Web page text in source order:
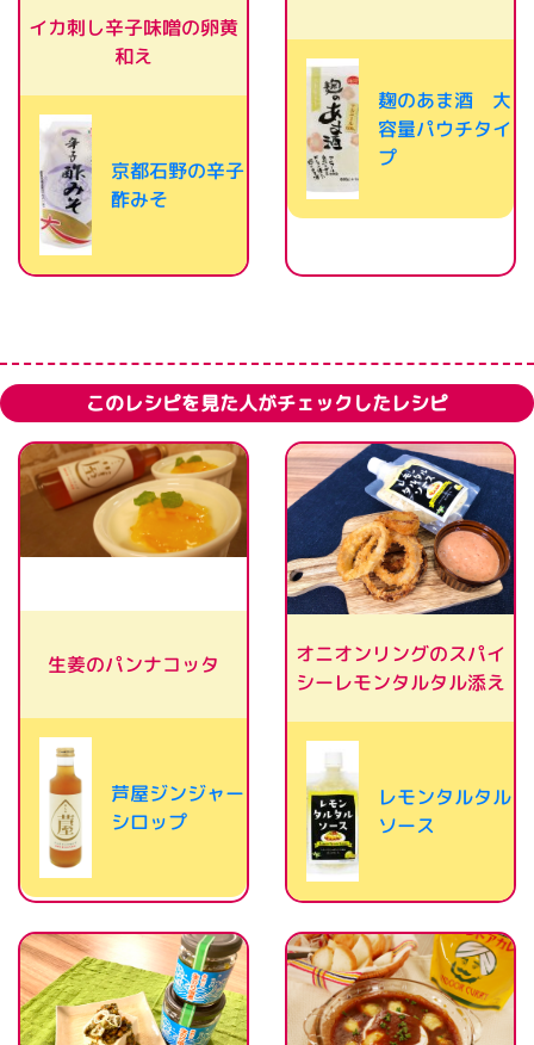
イカ刺し辛子味噌の卵黄
和え
京都石野の辛子
酢みそ
麹のあま酒 大
容量パウチタイ
プ
このレシピを見た人がチェックしたレシピ
生姜のパンナコッタ
芦屋ジンジャー
シロップ
オニオンリングのスパイ
シーレモンタルタル添え
レモンタルタル
ソース